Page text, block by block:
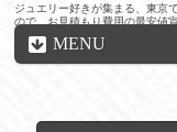
ジュエリー好きが集まる、東京
ので、お見積もり費用の最安値
MENU